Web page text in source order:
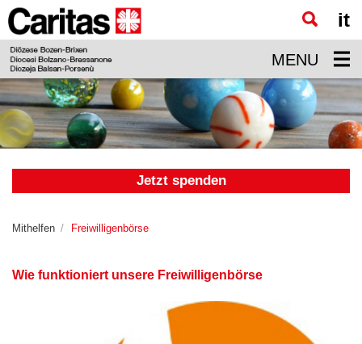
Zum
Hauptinhalt
springen
it
MENU
Jetzt spenden
Mithelfen Freiwilligenbörse
Wie funktioniert unsere Freiwilligenbörse